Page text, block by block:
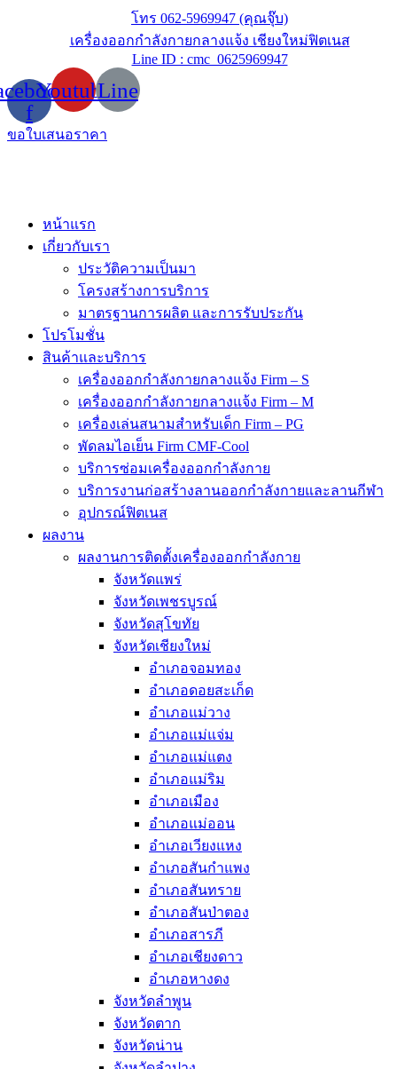
โทร 062-5969947 (คุณจุ๊บ)
เครื่องออกกำลังกายกลางแจ้ง เชียงใหม่ฟิตเนส
Line ID : cmc_0625969947
f
YoutubeLine
ขอใบเสนอราคา
หน้าแรก
เกี่ยวกับเรา
ประวัติความเป็นมา
โครงสร้างการบริการ
มาตรฐานการผลิต และการรับประกัน
โปรโมชั่น
สินค้าและบริการ
เครื่องออกกำลังกายกลางแจ้ง Firm – S
เครื่องออกกำลังกายกลางแจ้ง Firm – M
เครื่องเล่นสนามสำหรับเด็ก Firm – PG
พัดลมไอเย็น Firm CMF-Cool
บริการซ่อมเครื่องออกกำลังกาย
บริการงานก่อสร้างลานออกกำลังกายและลานกีฬา
อุปกรณ์ฟิตเนส
ผลงาน
ผลงานการติดตั้งเครื่องออกกำลังกาย
จังหวัดแพร่
จังหวัดเพชรบูรณ์
จังหวัดสุโขทัย
จังหวัดเชียงใหม่
อำเภอจอมทอง
อำเภอดอยสะเก็ด
อำเภอแม่วาง
อำเภอแม่แจ่ม
อำเภอแม่แตง
อำเภอแม่ริม
อำเภอเมือง
อำเภอแม่ออน
อำเภอเวียงแหง
อำเภอสันกำแพง
อำเภอสันทราย
อำเภอสันป่าตอง
อำเภอสารภี
อำเภอเชียงดาว
อำเภอหางดง
จังหวัดลำพูน
จังหวัดตาก
จังหวัดน่าน